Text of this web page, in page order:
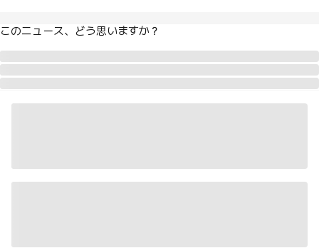
このニュース、どう思いますか？